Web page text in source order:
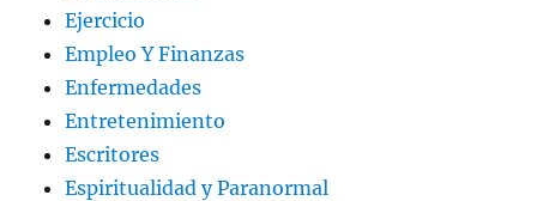
Ejercicio
Empleo Y Finanzas
Enfermedades
Entretenimiento
Escritores
Espiritualidad y Paranormal